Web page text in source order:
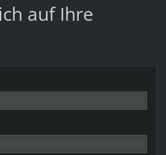
auf Ihre